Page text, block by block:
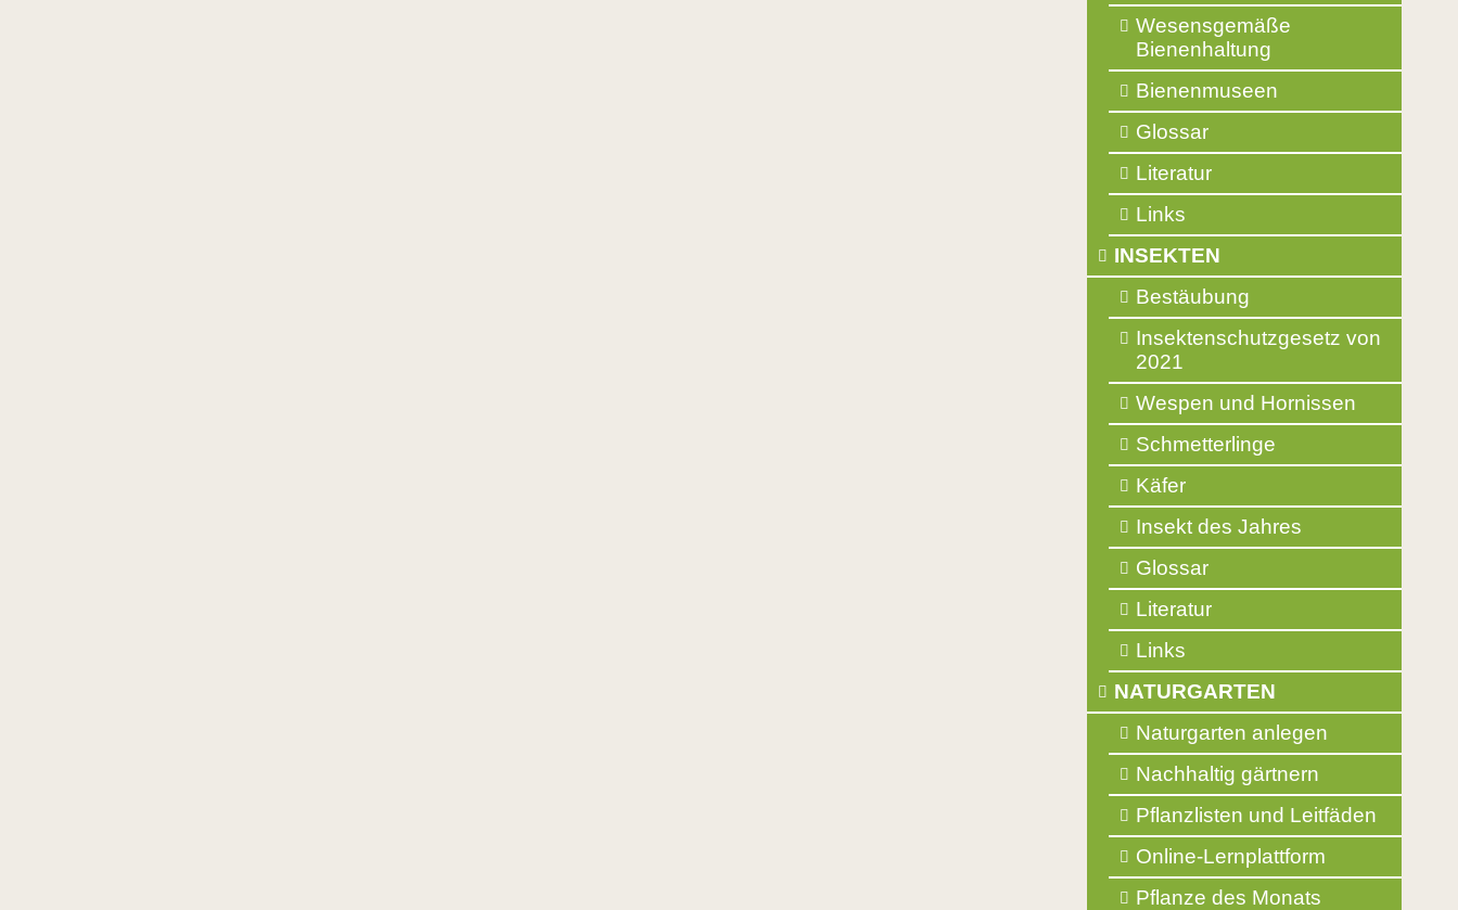
Wesensgemäße
Bienenhaltung
Bienenmuseen
Glossar
Literatur
Links
INSEKTEN
Bestäubung
Insektenschutzgesetz von
2021
Wespen und Hornissen
Schmetterlinge
Käfer
Insekt des Jahres
Glossar
Literatur
Links
NATURGARTEN
Naturgarten anlegen
Nachhaltig gärtnern
Pflanzlisten und Leitfäden
Online-Lernplattform
Pflanze des Monats